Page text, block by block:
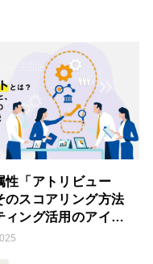
性「アトリビュー
のスコアリング方法
ィング活用のアイデ